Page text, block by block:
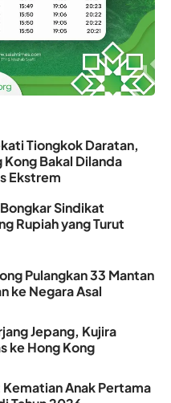
Tiongkok Daratan,
Kong Bakal Dilanda
Ekstrem
Sindikat
Rupiah yang Turut
Pulangkan 33 Mantan
ke Negara Asal
Jepang, Kujira
ke Hong Kong
Anak Pertama